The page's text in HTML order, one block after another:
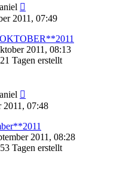
2011, 07:49
2011, 08:13
Tagen erstellt
07:48
2011, 08:28
Tagen erstellt